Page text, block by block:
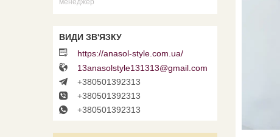
менеджер
https://anasol-style.com.ua/
13anasolstyle131313@gmail.com
+380501392313
+380501392313
+380501392313